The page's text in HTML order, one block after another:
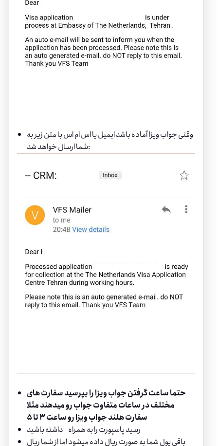
وقتی جواب ویزا آماده باشد ایمیل یا اس ام اس با متن زیر به
شما ارسال خواهد شد:
حتما ساعت گرفتن جواب ویزا را بپرسید سفارت های
مختلف در ساعات متفاوت جواب رو میدهند مثلا
رسید پاسپورت را به همراه داشته باشید
باقی پول شما به صورت ریال داده میشود اما از شما ریال